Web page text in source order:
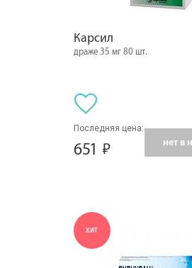
Карсил
драже 35 мг 80 шт.
Последняя цена:
651 нет в
ХИТ